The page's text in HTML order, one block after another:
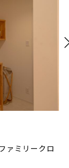
ァミリークロ